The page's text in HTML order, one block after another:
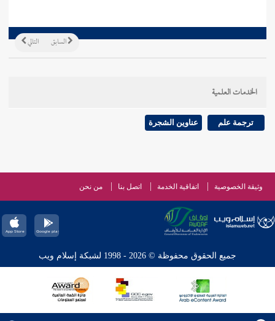
التالي السابق
الخدمات العلمية
ترجمة علم عناوين الشجرة
وثيقة الخصوصية اتفاقية الخدمة اتصل بنا من نحن
جميع الحقوق محفوظة © 2026 - 1998 لشبكة إسلام ويب